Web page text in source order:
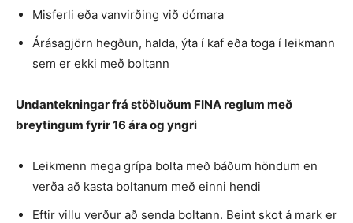
Misferli eða vanvirðing við dómara
Árásagjörn hegðun, halda, ýta í kaf eða toga í leikmann
sem er ekki með boltann
Undantekningar frá stöðluðum FINA reglum með
breytingum fyrir 16 ára og yngri
Leikmenn mega grípa bolta með báðum höndum en
verða að kasta boltanum með einni hendi
Eftir villu verður að senda boltann. Beint skot á mark er